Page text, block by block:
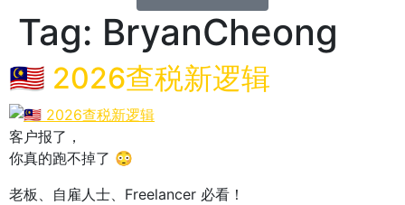
Tag: BryanCheong
🇲🇾 2026查税新逻辑
客户报了，
你真的跑不掉了 😳
老板、自雇人士、Freelancer 必看！